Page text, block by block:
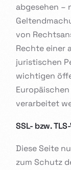
abgesehen –
von
Rechte einer
juristischen
wichtigen
verarbeitet
SSL- bzw.
Diese Seite
zum Schutz